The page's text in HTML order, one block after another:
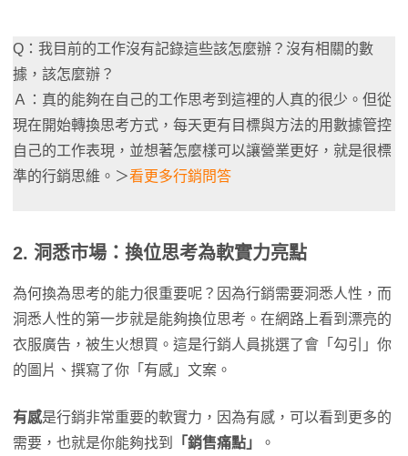
Q：我目前的工作沒有記錄這些該怎麼辦？沒有相關的數
據，該怎麼辦？
Ａ：真的能夠在自己的工作思考到這裡的人真的很少。但從
現在開始轉換思考方式，每天更有目標與方法的用數據管控
自己的工作表現，並想著怎麼樣可以讓營業更好，就是很標
準的行銷思維。＞看更多行銷問答
2. 洞悉市場：換位思考為軟實力亮點
為何換為思考的能力很重要呢？因為行銷需要洞悉人性，而
洞悉人性的第一步就是能夠換位思考。在網路上看到漂亮的
衣服廣告，被生火想買。這是行銷人員挑選了會「勾引」你
的圖片、撰寫了你「有感」文案。
有感是行銷非常重要的軟實力，因為有感，可以看到更多的
需要，也就是你能夠找到
「銷售痛點」 。